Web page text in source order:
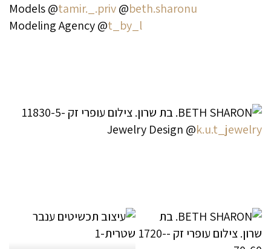
Models @tamir._.priv@beth.sharonu
Modeling Agency @t_by_l
Jewelry Design @k.u.t_jewelry